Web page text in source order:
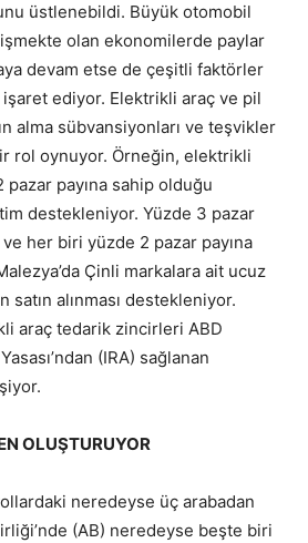
üstlenebildi. Büyük otomobil
olan ekonomilerde paylar
devam etse de çeşitli faktörler
ediyor. Elektrikli araç ve pil
alma sübvansiyonları ve teşvikler
rol oynuyor. Örneğin, elektrikli
payına sahip olduğu
destekleniyor. Yüzde 3 pazar
her biri yüzde 2 pazar payına
Çinli markalara ait ucuz
alınması destekleniyor.
araç tedarik zincirleri ABD
(IRA) sağlanan
OLUŞTURUYOR
neredeyse üç arabadan
(AB) neredeyse beşte biri